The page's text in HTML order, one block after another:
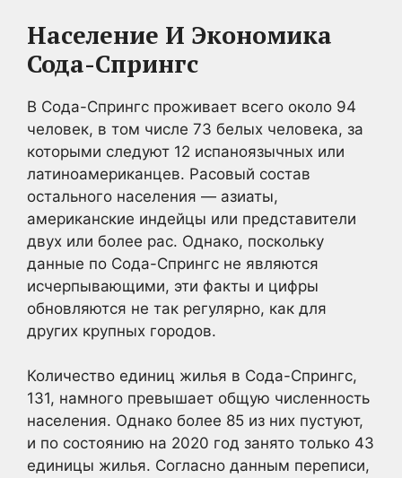
Население И Экономика
Сода-Спрингс
В Сода-Спрингс проживает всего около 94
человек, в том числе 73 белых человека, за
которыми следуют 12 испаноязычных или
латиноамериканцев. Расовый состав
остального населения — азиаты,
американские индейцы или представители
двух или более рас. Однако, поскольку
данные по Сода-Спрингс не являются
исчерпывающими, эти факты и цифры
обновляются не так регулярно, как для
других крупных городов.
Количество единиц жилья в Сода-Спрингс,
131, намного превышает общую численность
населения. Однако более 85 из них пустуют,
и по состоянию на 2020 год занято только 43
единицы жилья. Согласно данным переписи,